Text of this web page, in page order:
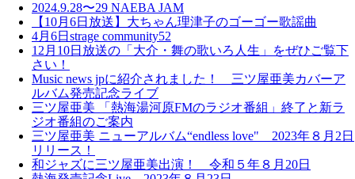
2024.9.28〜29 NAEBA JAM
【10月6日放送】大ちゃん理津子のゴーゴー歌謡曲
4月6日strage community52
12月10日放送の「大介・舞の歌いろ人生」をぜひご覧下
さい！
Music news jpに紹介されました！ 三ツ屋亜美カバーア
ルバム発売記念ライブ
三ツ屋亜美 「熱海湯河原FMのラジオ番組」終了と新ラ
ジオ番組のご案内
三ツ屋亜美 ニューアルバム“endless love" 2023年８月2日
リリース！
和ジャズに三ツ屋亜美出演！ 令和５年８月20日